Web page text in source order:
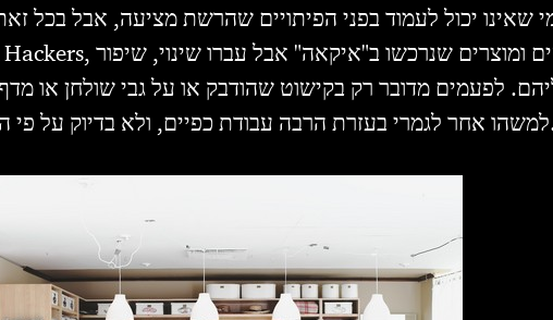
שאינו יכול לעמוד בפני הפיתויים שהרשת מציעה, אבל בכל
, שמציג רהיטים ומוצרים שנרכשו ב"איקאה" אבל עברו שינוי, שיפור
לפעמים מדובר רק בקישוט שהודבק או על גבי שולחן או
הוראות ההרכבה שמצורפות לאריזה.